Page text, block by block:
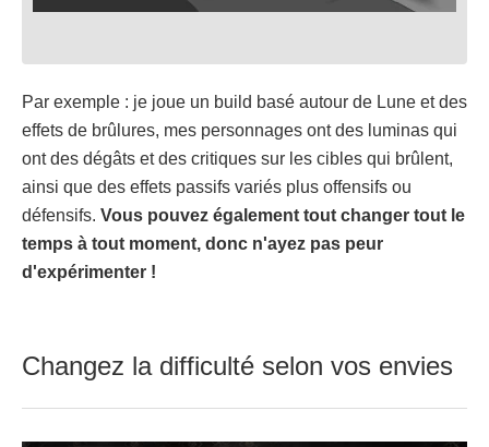
Par exemple : je joue un build basé autour de Lune et des
effets de brûlures, mes personnages ont des luminas qui
ont des dégâts et des critiques sur les cibles qui brûlent,
ainsi que des effets passifs variés plus offensifs ou
défensifs. Vous pouvez également tout changer tout le
temps à tout moment, donc n'ayez pas peur
d'expérimenter !
Changez la difficulté selon vos envies